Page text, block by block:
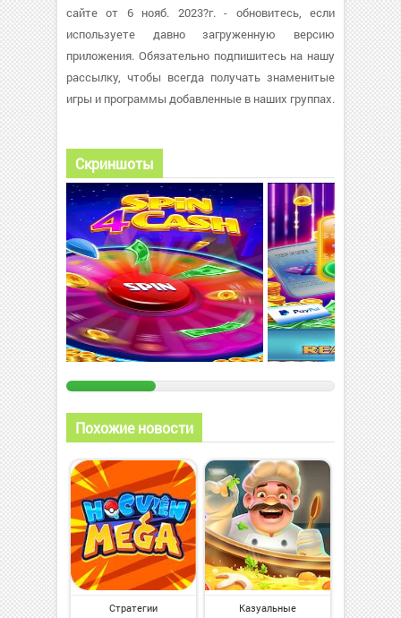
сайте от 6 нояб. 2023?г. - обновитесь, если
используете давно загруженную версию
приложения. Обязательно подпишитесь на нашу
рассылку, чтобы всегда получать знаменитые
игры и программы добавленные в наших группах.
Скриншоты
Похожие новости
Стратегии Казуальные